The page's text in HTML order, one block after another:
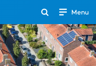
Menu
Open
het
zoekveld